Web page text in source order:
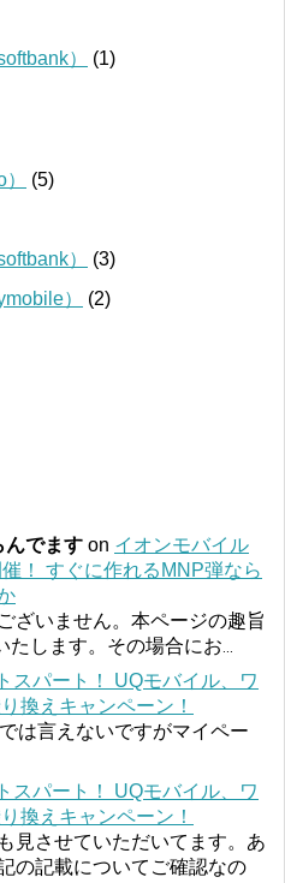
）
(1)
(5)
）
(3)
）
(2)
んでます on イオンモバイル
！ すぐに作れるMNP弾なら
ざいません。本ページの趣旨
たします。その場合にお
スパート！ UQモバイル、ワ
換えキャンペーン！
は言えないですがマイペー
スパート！ UQモバイル、ワ
換えキャンペーン！
見させていただいてます。あ
の記載についてご確認なの